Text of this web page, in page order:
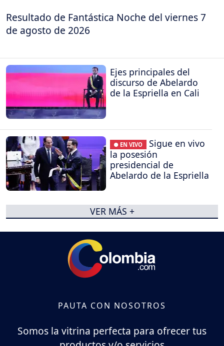
Resultado de Fantástica Noche del viernes 7
de agosto de 2026
Ejes principales del
discurso de Abelardo
de la Espriella en Cali
● EN VIVO
Sigue en vivo
la posesión
presidencial de
Abelardo de la Espriella
VER MÁS +
PAUTA CON NOSOTROS
Somos la vitrina perfecta para ofrecer tus